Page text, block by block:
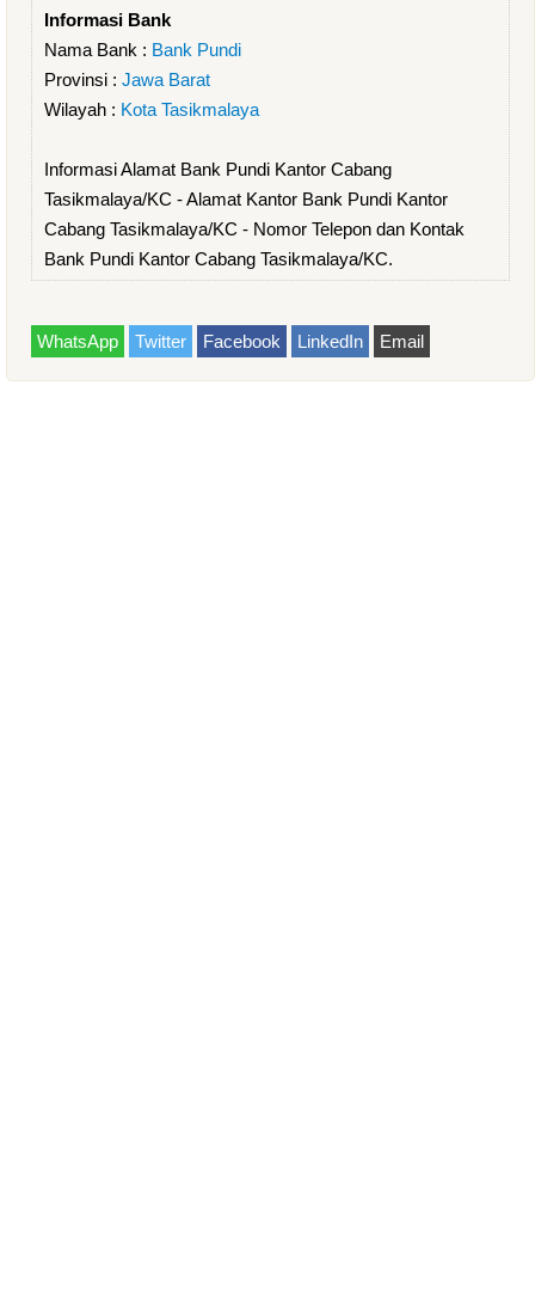
Informasi Bank
Nama Bank : Bank Pundi
Provinsi : Jawa Barat
Wilayah : Kota Tasikmalaya
Informasi Alamat Bank Pundi Kantor Cabang
Tasikmalaya/KC - Alamat Kantor Bank Pundi Kantor
Cabang Tasikmalaya/KC - Nomor Telepon dan Kontak
Bank Pundi Kantor Cabang Tasikmalaya/KC.
WhatsApp Twitter Facebook LinkedIn Email